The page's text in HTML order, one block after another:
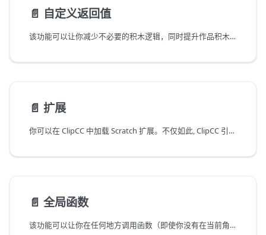
📄️ 自定义返回值
该功能可以让你减少不必要的积木逻辑，同时提升作品积木逻辑清晰度以实现更多更复杂的功能。
📄️ 扩展
你可以在 ClipCC 中加载 Scratch 扩展。不仅如此, ClipCC 引入了一个新的、更加强大、开放的扩展系统。它不仅允许扩展添加功能性积木，还可以通过修改编辑器内的内容或是引入 Node.js 模块来实现更加强大的功能。我们希望它能够帮助你更好的发挥自己的创意。
📄️ 全局函数
该功能可以让你在任何地方调用函数（即使你没有在当前角色中定义它）！